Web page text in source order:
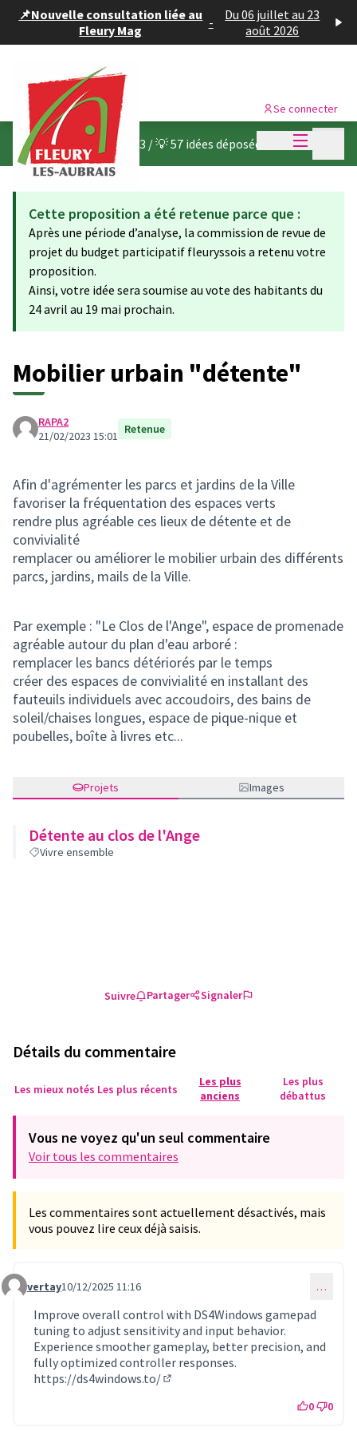
📌Nouvelle consultation liée au
Fleury Mag
-
Du 06 juillet au 23
août 2026
Menu
Se connecter
Budget participatif 2023 /💡 57 idées déposées
Cette proposition a été retenue parce que :
Après une période d’analyse, la commission de revue de
projet du budget participatif fleuryssois a retenu votre
proposition.
Ainsi, votre idée sera soumise au vote des habitants du
24 avril au 19 mai prochain.
Mobilier urbain "détente"
RAPA2
21/02/2023 15:01 Retenue
Afin d'agrémenter les parcs et jardins de la Ville
favoriser la fréquentation des espaces verts
rendre plus agréable ces lieux de détente et de
convivialité
remplacer ou améliorer le mobilier urbain des différents
parcs, jardins, mails de la Ville.
Par exemple : "Le Clos de l'Ange", espace de promenade
agréable autour du plan d'eau arboré :
remplacer les bancs détériorés par le temps
créer des espaces de convivialité en installant des
fauteuils individuels avec accoudoirs, des bains de
soleil/chaises longues, espace de pique-nique et
poubelles, boîte à livres etc...
Projets Images
Détente au clos de l'Ange
Vivre ensemble
Suivre Partager Signaler
Détails du commentaire
Les mieux notés Les plus récents
Les plus
anciens
Les plus
débattus
Vous ne voyez qu'un seul commentaire
Voir tous les commentaires
Les commentaires sont actuellement désactivés, mais
vous pouvez lire ceux déjà saisis.
Commentaire 1380
vertay10/12/2025 11:16 …
Improve overall control with DS4Windows gamepad
tuning to adjust sensitivity and input behavior.
Experience smoother gameplay, better precision, and
fully optimized controller responses.
https://ds4windows.to/
0 0
Panneau de gestion des cookies